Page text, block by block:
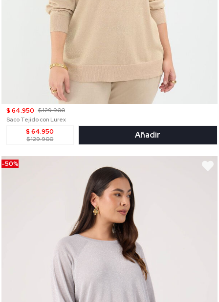
$ 64.950 $ 129.900
Saco Tejido con Lurex
$ 64.950
$ 129.900 Añadir
-50%